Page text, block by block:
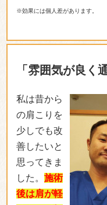
「雰囲気が良く
私は昔から
少しでも改
思ってきま
した。 施術
後は肩が軽
くなって毎
週通うこと
で1番辛か
った時と比